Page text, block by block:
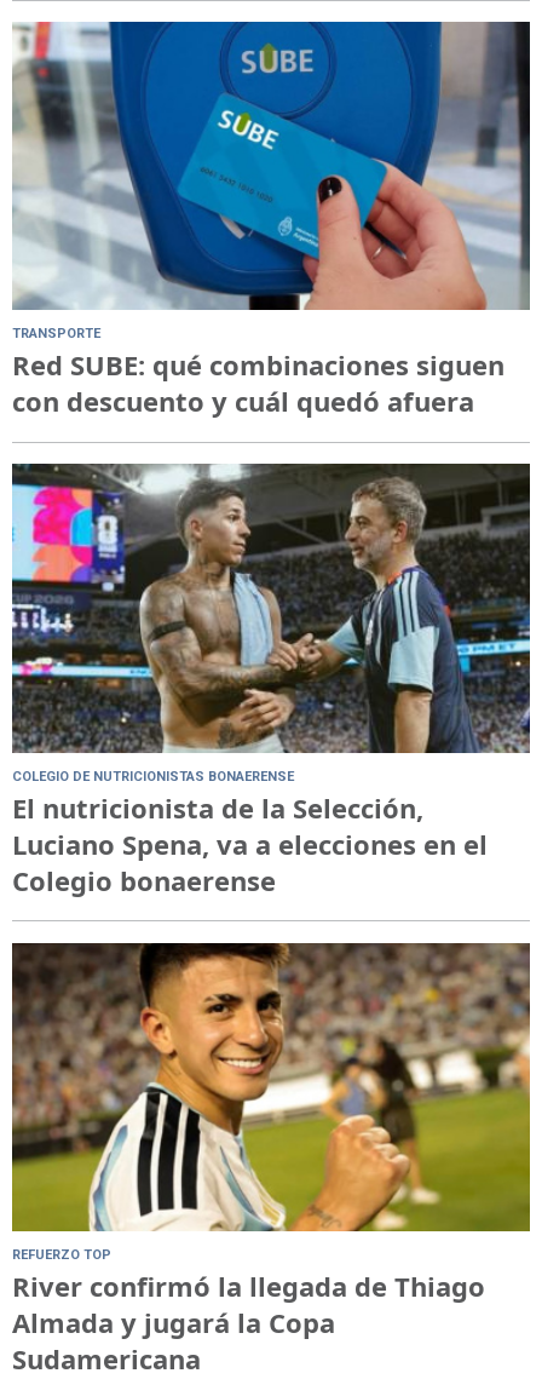
TRANSPORTE
Red SUBE: qué combinaciones siguen
con descuento y cuál quedó afuera
COLEGIO DE NUTRICIONISTAS BONAERENSE
El nutricionista de la Selección,
Luciano Spena, va a elecciones en el
Colegio bonaerense
REFUERZO TOP
River confirmó la llegada de Thiago
Almada y jugará la Copa
Sudamericana